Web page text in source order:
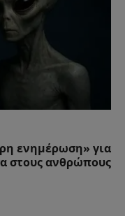
ενημέρωση» για
στους ανθρώπους